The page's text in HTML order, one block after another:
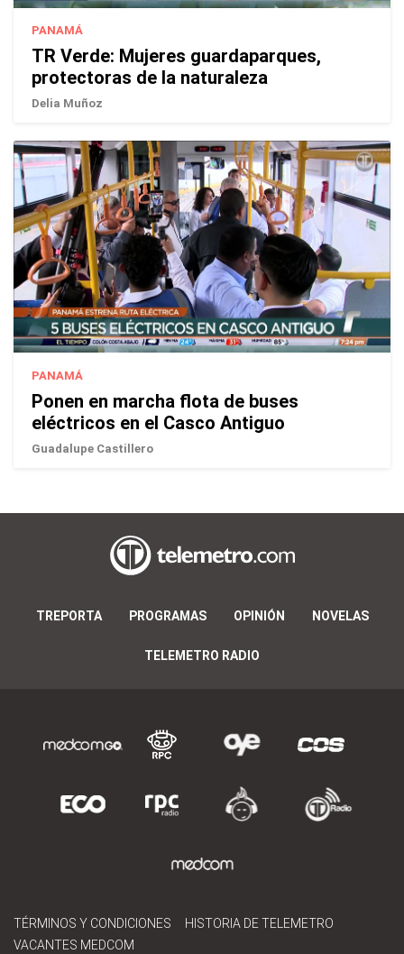
PANAMÁ
TR Verde: Mujeres guardaparques,
protectoras de la naturaleza
Delia Muñoz
PANAMÁ
Ponen en marcha flota de buses
eléctricos en el Casco Antiguo
Guadalupe Castillero
TREPORTA PROGRAMAS OPINIÓN NOVELAS
TELEMETRO RADIO
TÉRMINOS Y CONDICIONES
HISTORIA DE TELEMETRO
VACANTES MEDCOM